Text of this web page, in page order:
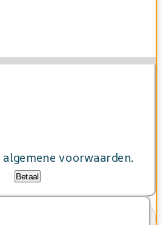
algemene voorwaarden.
Betaal